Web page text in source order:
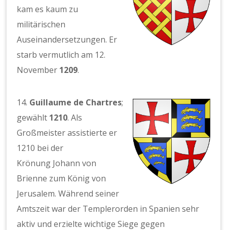
kam es kaum zu
militärischen
Auseinandersetzungen. Er
starb vermutlich am 12.
November 1209.
14. Guillaume de Chartres;
gewählt 1210. Als
Großmeister assistierte er
1210 bei der
Krönung Johann von
Brienne zum König von
Jerusalem. Während seiner
Amtszeit war der Templerorden in Spanien sehr
aktiv und erzielte wichtige Siege gegen